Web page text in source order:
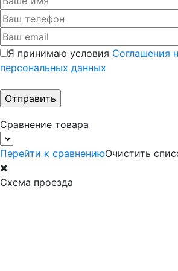
Я принимаю условия Соглашения
персональных данных
Сравнение товара
Перейти к сравнениюОчистить
Схема проезда